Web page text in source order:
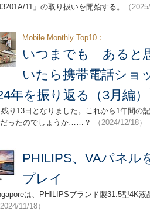
11」の取り扱いを開始する。
（
Mobile Monthly Top10：
いつまでも ある
いたら携帯電話ショ
年を振り返る（3月編）
残り13日となりました。これから1年間の
だったのでしょうか……？
（2024/12/18）
PHILIPS、VAパネル
プレイ
は、PHILIPSブランド製31.5型4K
2024/11/18）